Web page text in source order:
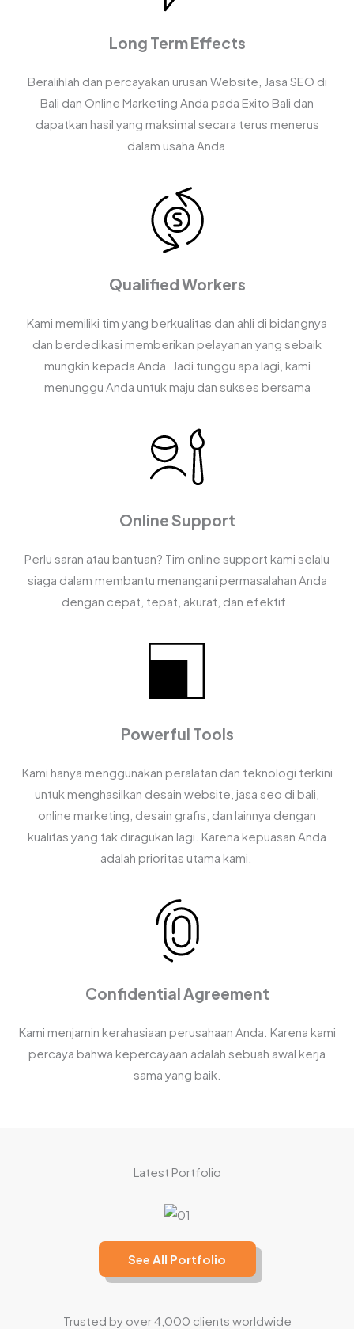
Long Term Effects
Beralihlah dan percayakan urusan Website, Jasa SEO di
Bali dan Online Marketing Anda pada Exito Bali dan
dapatkan hasil yang maksimal secara terus menerus
dalam usaha Anda
Qualified Workers
Kami memiliki tim yang berkualitas dan ahli di bidangnya
dan berdedikasi memberikan pelayanan yang sebaik
mungkin kepada Anda. Jadi tunggu apa lagi, kami
menunggu Anda untuk maju dan sukses bersama
Online Support
Perlu saran atau bantuan? Tim online support kami selalu
siaga dalam membantu menangani permasalahan Anda
dengan cepat, tepat, akurat, dan efektif.
Powerful Tools
Kami hanya menggunakan peralatan dan teknologi terkini
untuk menghasilkan desain website, jasa seo di bali,
online marketing, desain grafis, dan lainnya dengan
kualitas yang tak diragukan lagi. Karena kepuasan Anda
adalah prioritas utama kami.
Confidential Agreement
Kami menjamin kerahasiaan perusahaan Anda. Karena kami
percaya bahwa kepercayaan adalah sebuah awal kerja
sama yang baik.
Latest Portfolio
See All Portfolio
Trusted by over 4,000 clients worldwide